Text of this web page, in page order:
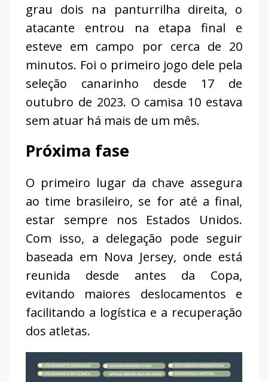
grau dois na panturrilha direita, o
atacante entrou na etapa final e
esteve em campo por cerca de 20
minutos. Foi o primeiro jogo dele pela
seleção canarinho desde 17 de
outubro de 2023. O camisa 10 estava
sem atuar há mais de um mês.
Próxima fase
O primeiro lugar da chave assegura
ao time brasileiro, se for até a final,
estar sempre nos Estados Unidos.
Com isso, a delegação pode seguir
baseada em Nova Jersey, onde está
reunida desde antes da Copa,
evitando maiores deslocamentos e
facilitando a logística e a recuperação
dos atletas.